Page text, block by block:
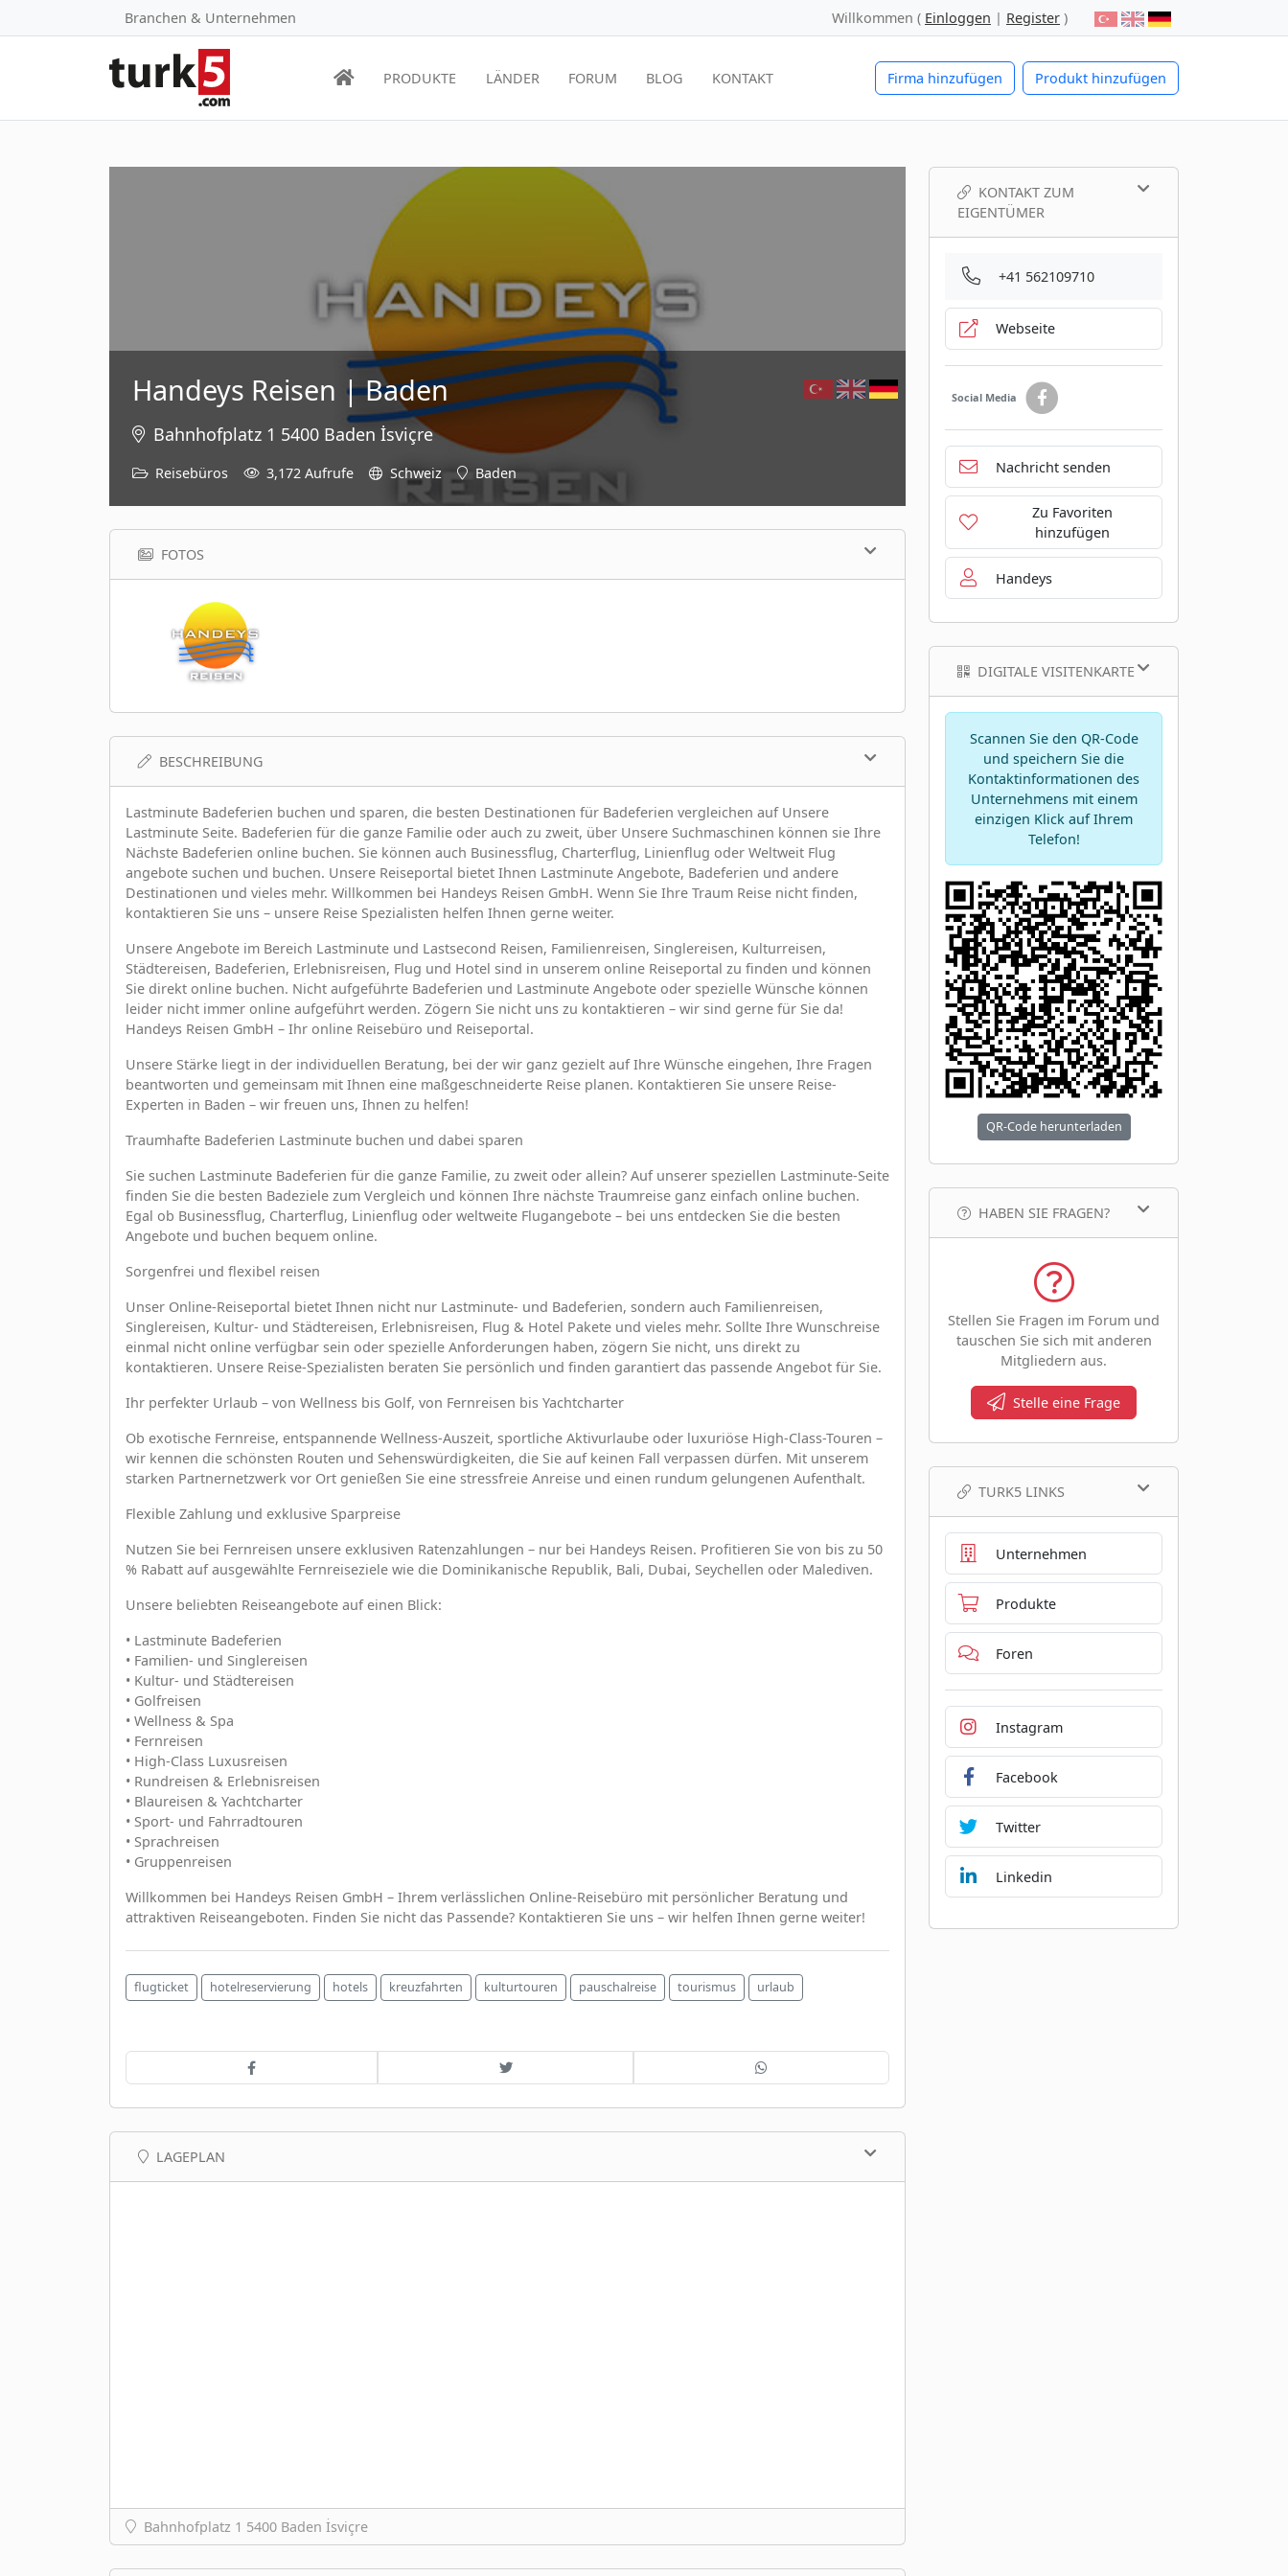
Branchen & Unternehmen Willkommen ( Einloggen | Register )
Firma hinzufügen Produkt hinzufügen
PRODUKTE LÄNDER FORUM BLOG KONTAKT
Handeys Reisen | Baden
Bahnhofplatz 1 5400 Baden İsviçre
Reisebüros 3,172 Aufrufe Schweiz Baden
FOTOS
BESCHREIBUNG
Lastminute Badeferien buchen und sparen, die besten Destinationen für Badeferien vergleichen auf Unsere
Lastminute Seite. Badeferien für die ganze Familie oder auch zu zweit, über Unsere Suchmaschinen können sie Ihre
Nächste Badeferien online buchen. Sie können auch Businessflug, Charterflug, Linienflug oder Weltweit Flug
angebote suchen und buchen. Unsere Reiseportal bietet Ihnen Lastminute Angebote, Badeferien und andere
Destinationen und vieles mehr. Willkommen bei Handeys Reisen GmbH. Wenn Sie Ihre Traum Reise nicht finden,
kontaktieren Sie uns – unsere Reise Spezialisten helfen Ihnen gerne weiter.
Unsere Angebote im Bereich Lastminute und Lastsecond Reisen, Familienreisen, Singlereisen, Kulturreisen,
Städtereisen, Badeferien, Erlebnisreisen, Flug und Hotel sind in unserem online Reiseportal zu finden und können
Sie direkt online buchen. Nicht aufgeführte Badeferien und Lastminute Angebote oder spezielle Wünsche können
leider nicht immer online aufgeführt werden. Zögern Sie nicht uns zu kontaktieren – wir sind gerne für Sie da!
Handeys Reisen GmbH – Ihr online Reisebüro und Reiseportal.
Unsere Stärke liegt in der individuellen Beratung, bei der wir ganz gezielt auf Ihre Wünsche eingehen, Ihre Fragen
beantworten und gemeinsam mit Ihnen eine maßgeschneiderte Reise planen. Kontaktieren Sie unsere Reise-
Experten in Baden – wir freuen uns, Ihnen zu helfen!
Traumhafte Badeferien Lastminute buchen und dabei sparen
Sie suchen Lastminute Badeferien für die ganze Familie, zu zweit oder allein? Auf unserer speziellen Lastminute-Seite
finden Sie die besten Badeziele zum Vergleich und können Ihre nächste Traumreise ganz einfach online buchen.
Egal ob Businessflug, Charterflug, Linienflug oder weltweite Flugangebote – bei uns entdecken Sie die besten
Angebote und buchen bequem online.
Sorgenfrei und flexibel reisen
Unser Online-Reiseportal bietet Ihnen nicht nur Lastminute- und Badeferien, sondern auch Familienreisen,
Singlereisen, Kultur- und Städtereisen, Erlebnisreisen, Flug & Hotel Pakete und vieles mehr. Sollte Ihre Wunschreise
einmal nicht online verfügbar sein oder spezielle Anforderungen haben, zögern Sie nicht, uns direkt zu
kontaktieren. Unsere Reise-Spezialisten beraten Sie persönlich und finden garantiert das passende Angebot für Sie.
Ihr perfekter Urlaub – von Wellness bis Golf, von Fernreisen bis Yachtcharter
Ob exotische Fernreise, entspannende Wellness-Auszeit, sportliche Aktivurlaube oder luxuriöse High-Class-Touren –
wir kennen die schönsten Routen und Sehenswürdigkeiten, die Sie auf keinen Fall verpassen dürfen. Mit unserem
starken Partnernetzwerk vor Ort genießen Sie eine stressfreie Anreise und einen rundum gelungenen Aufenthalt.
Flexible Zahlung und exklusive Sparpreise
Nutzen Sie bei Fernreisen unsere exklusiven Ratenzahlungen – nur bei Handeys Reisen. Profitieren Sie von bis zu 50
% Rabatt auf ausgewählte Fernreiseziele wie die Dominikanische Republik, Bali, Dubai, Seychellen oder Malediven.
Unsere beliebten Reiseangebote auf einen Blick:
• Lastminute Badeferien
• Familien- und Singlereisen
• Kultur- und Städtereisen
• Golfreisen
• Wellness & Spa
• Fernreisen
• High-Class Luxusreisen
• Rundreisen & Erlebnisreisen
• Blaureisen & Yachtcharter
• Sport- und Fahrradtouren
• Sprachreisen
• Gruppenreisen
Willkommen bei Handeys Reisen GmbH – Ihrem verlässlichen Online-Reisebüro mit persönlicher Beratung und
attraktiven Reiseangeboten. Finden Sie nicht das Passende? Kontaktieren Sie uns – wir helfen Ihnen gerne weiter!
flugticket hotelreservierung hotels kreuzfahrten kulturtouren pauschalreise tourismus urlaub
LAGEPLAN
Bahnhofplatz 1 5400 Baden İsviçre
KONTAKT ZUM
EIGENTÜMER
+41 562109710
Webseite
Social Media
Nachricht senden
Zu Favoriten
hinzufügen
Handeys
DIGITALE VISITENKARTE
Scannen Sie den QR-Code
und speichern Sie die
Kontaktinformationen des
Unternehmens mit einem
einzigen Klick auf Ihrem
Telefon!
QR-Code herunterladen
HABEN SIE FRAGEN?
Stellen Sie Fragen im Forum und
tauschen Sie sich mit anderen
Mitgliedern aus.
Stelle eine Frage
TURK5 LINKS
Unternehmen
Produkte
Foren
Instagram
Facebook
Twitter
Linkedin